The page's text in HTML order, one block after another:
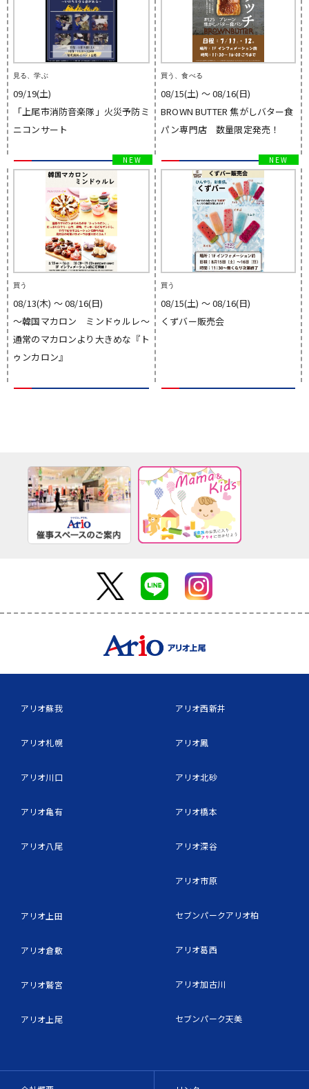
見る、学ぶ
09/19(土)
「上尾市消防音楽隊」火災予防ミ
ニコンサート
買う、食べる
08/15(土) 〜 08/16(日)
BROWN BUTTER 焦がしバター食
パン専門店 数量限定発売！
買う
08/13(木) 〜 08/16(日)
〜韓国マカロン ミンドゥルレ〜
通常のマカロンより大きめな『ト
ゥンカロン』
買う
08/15(土) 〜 08/16(日)
くずバー販売会
アリオ蘇我
アリオ札幌
アリオ川口
アリオ亀有
アリオ八尾
アリオ上田
アリオ倉敷
アリオ鷲宮
アリオ上尾
アリオ西新井
アリオ鳳
アリオ北砂
アリオ橋本
アリオ深谷
アリオ市原
セブンパークアリオ柏
アリオ葛西
アリオ加古川
セブンパーク天美